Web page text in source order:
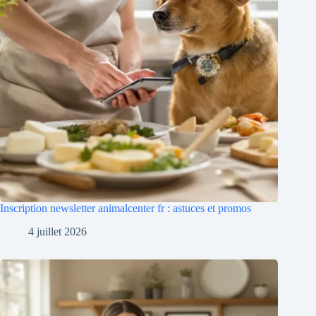
Inscription newsletter animalcenter fr : astuces et promos
4 juillet 2026